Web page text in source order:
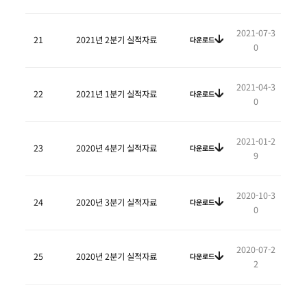
21 2021년 2분기 실적자료 다운로드
2021-07-3
0
22 2021년 1분기 실적자료 다운로드
2021-04-3
0
23 2020년 4분기 실적자료 다운로드
2021-01-2
9
24 2020년 3분기 실적자료 다운로드
2020-10-3
0
25 2020년 2분기 실적자료 다운로드
2020-07-2
2